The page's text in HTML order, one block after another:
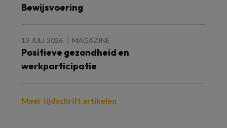
Bewijsvoering
13 JULI 2026 MAGAZINE
Positieve gezondheid en
werkparticipatie
Meer tijdschrift artikelen